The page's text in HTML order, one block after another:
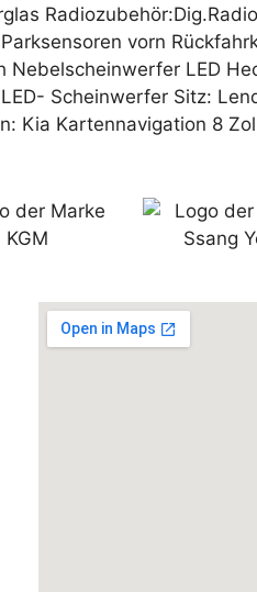
vorn
LED
Scheinwerfer Sitz:
Kia Kartennavigation 8